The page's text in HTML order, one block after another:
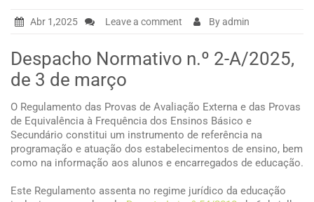
Abr 1,2025 Leave a comment By admin
Despacho Normativo n.º 2-A/2025,
de 3 de março
O Regulamento das Provas de Avaliação Externa e das Provas
de Equivalência à Frequência dos Ensinos Básico e
Secundário constitui um instrumento de referência na
programação e atuação dos estabelecimentos de ensino, bem
como na informação aos alunos e encarregados de educação.
Este Regulamento assenta no regime jurídico da educação